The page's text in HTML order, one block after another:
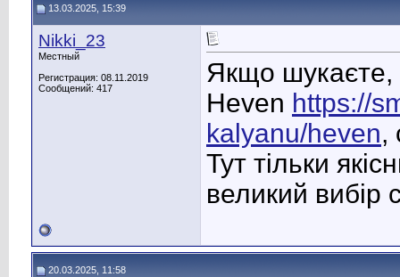
13.03.2025, 15:39
Nikki_23
Местный
Регистрация: 08.11.2019
Сообщений: 417
Якщо шукаєте,
Heven https://
kalyanu/heven,
Тут тільки
великий вибір
20.03.2025, 11:58